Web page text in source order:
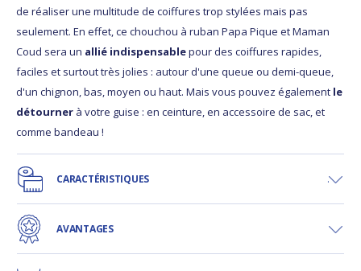
de réaliser une multitude de coiffures trop stylées mais pas
seulement. En effet, ce chouchou à ruban Papa Pique et Maman
Coud sera un allié indispensablepour des coiffures rapides,
faciles et surtout très jolies : autour d'une queue ou demi-queue,
d'un chignon, bas, moyen ou haut. Mais vous pouvez également le
détourner à votre guise : en ceinture, en accessoire de sac, et
comme bandeau !
CARACTÉRISTIQUES
AVANTAGES